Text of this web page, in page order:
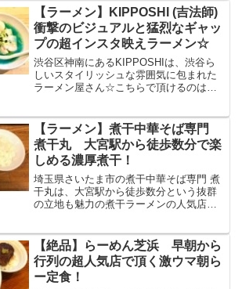
食べやすさも兼ね備えた秀逸な一杯が楽
しめます☆
【ラーメン】KIPPOSHI (吉法師)
衝撃のビジュアルと猛烈なギャッ
プの超インスタ映えラーメン☆
渋谷区神南にあるKIPPOSHIは、渋谷ら
しいスタイリッシュな雰囲気に包まれた
ラーメン屋さん☆こちらで頂けるのはな
と、それを大幅に裏切る絶品の味わいを
徹底レポート！
【ラーメン】煮干中華そば専門
煮干丸 大宮駅から徒歩数分で楽
しめる濃厚煮干！
埼玉県さいたま市の煮干中華そば専門 煮
干丸は、大宮駅から徒歩数分という抜群
の立地も魅力の煮干ラーメンの人気店で
幅広く支持されています☆
【絶品】らーめん芝浜 早朝から
行列の超人気店で頂く激ウマ朝ら
ー定食！